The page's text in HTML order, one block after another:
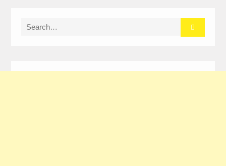
Search